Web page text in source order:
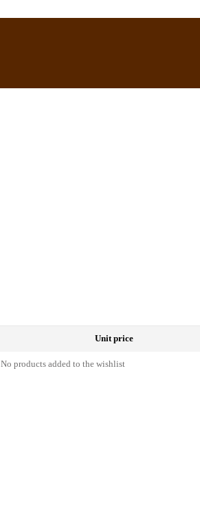
Unit price
No products added to the wishlist